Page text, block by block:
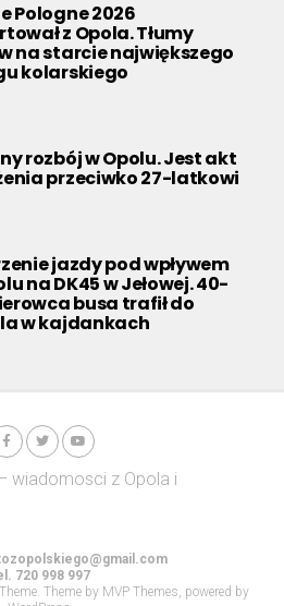
Pologne 2026
z Opola. Tłumy
na starcie największego
kolarskiego
rozbój w Opolu. Jest akt
przeciwko 27-latkowi
jazdy pod wpływem
na DK45 w Jełowej. 40-
busa trafił do
w kajdankach
720 998 997
Theme by MVP Themes, powered by